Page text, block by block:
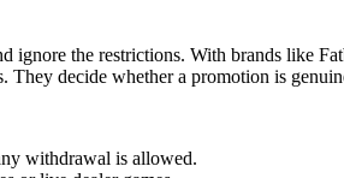
ignore the restrictions. With brands like
They decide whether a promotion is
withdrawal is allowed.